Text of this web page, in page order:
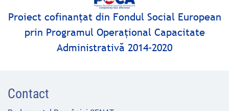
Proiect cofinanţat din Fondul Social European
prin Programul Operaţional Capacitate
Administrativă 2014-2020
Contact